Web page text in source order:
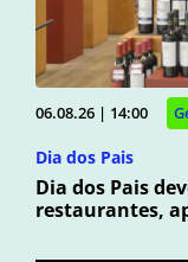
06.08.26 | 14:00
Dia dos Pais
Dia dos Pais
restaurantes,